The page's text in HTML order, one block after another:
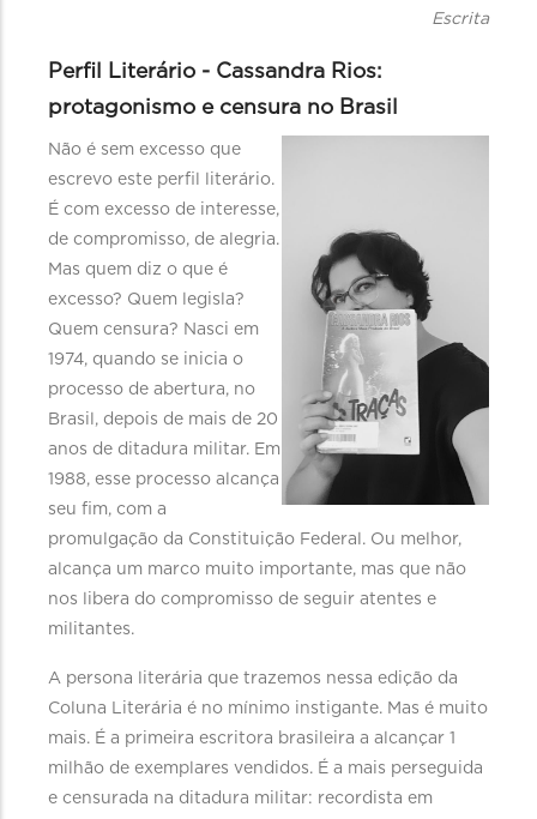
Escrita
Perfil Literário - Cassandra Rios:
protagonismo e censura no Brasil
Não é sem excesso que
escrevo este perfil literário.
É com excesso de interesse,
de compromisso, de alegria.
Mas quem diz o que é
excesso? Quem legisla?
Quem censura? Nasci em
1974, quando se inicia o
processo de abertura, no
Brasil, depois de mais de 20
anos de ditadura militar. Em
1988, esse processo alcança
seu fim, com a
promulgação da Constituição Federal. Ou melhor,
alcança um marco muito importante, mas que não
nos libera do compromisso de seguir atentes e
militantes.
A persona literária que trazemos nessa edição da
Coluna Literária é no mínimo instigante. Mas é muito
mais. É a primeira escritora brasileira a alcançar 1
milhão de exemplares vendidos. É a mais perseguida
e censurada na ditadura militar: recordista em